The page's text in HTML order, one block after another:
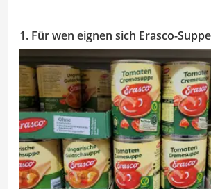
1. Für wen eignen sich Erasco-